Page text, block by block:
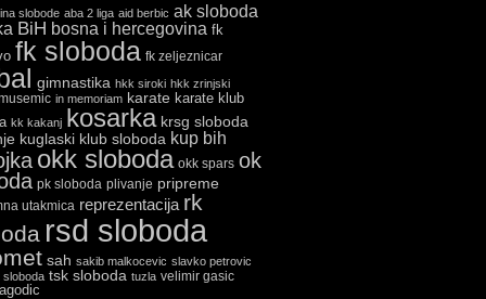
slobode aba 2 liga aid berbic ak sloboda
BiH bosna i hercegovina fk
fk sloboda fk zeljeznicar
gimnastika hkk siroki hkk zrinjski
in memoriam karate karate klub
kk kakanj kosarka krsg sloboda
kuglaski klub sloboda kup bih
okk sloboda okk spars ok
pk sloboda plivanje pripreme
utakmica reprezentacija rk
rsd sloboda
sah sakib malkocevic slavko petrovic
sloboda tsk sloboda tuzla velimir gasic